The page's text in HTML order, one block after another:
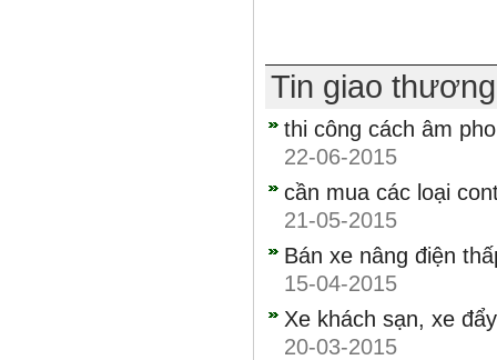
Tin giao
thi công cách âm
22-06-2015
cần mua các loại
21-05-2015
Bán xe nâng điện
15-04-2015
Xe khách sạn, xe
20-03-2015